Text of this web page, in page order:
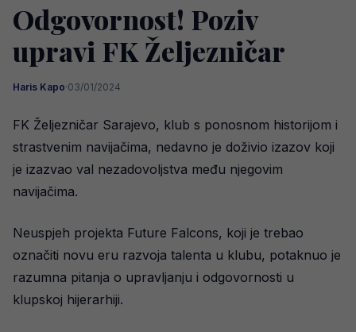
Odgovornost! Poziv
upravi FK Željezničar
Haris Kapo·03/01/2024
FK Željezničar Sarajevo, klub s ponosnom historijom i
strastvenim navijačima, nedavno je doživio izazov koji
je izazvao val nezadovoljstva među njegovim
navijačima.
Neuspjeh projekta Future Falcons, koji je trebao
označiti novu eru razvoja talenta u klubu, potaknuo je
razumna pitanja o upravljanju i odgovornosti u
klupskoj hijerarhiji.